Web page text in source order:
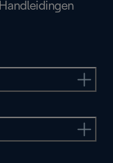
Handleidingen